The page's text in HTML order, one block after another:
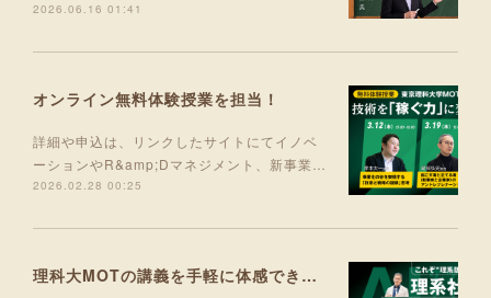
2026.06.16 01:41
オンライン無料体験授業を担当！
詳細や申込は、リンクしたサイトにてイノベ
ーションやR&amp;Dマネジメント、新事業…
2026.02.28 00:25
理科大MOTの講義を手軽に体感できる入門コース 5月より開講！